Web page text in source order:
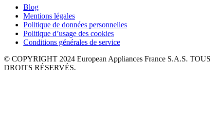
Blog
Mentions légales
Politique de données personnelles
Politique d’usage des cookies
Conditions générales de service
© COPYRIGHT 2024 European Appliances France S.A.S. TOUS
DROITS RÉSERVÉS.